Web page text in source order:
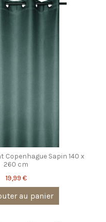
Copenhague Sapin 140 x
260 cm
19,99 €
au panier